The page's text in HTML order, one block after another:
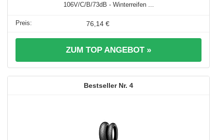
106V/C/B/73dB - Winterreifen ...
76,14 €
ZUM TOP ANGEBOT »
4